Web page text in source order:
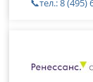
📞тел.: 8 (495)